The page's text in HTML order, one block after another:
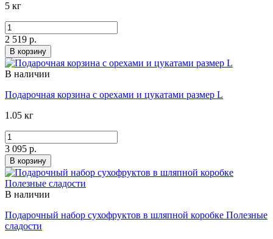
5 кг
2 519 р.
В корзину
В наличии
Подарочная корзина с орехами и цукатами размер L
1.05 кг
3 095 р.
В корзину
В наличии
Подарочный набор сухофруктов в шляпной коробке Полезные
сладости